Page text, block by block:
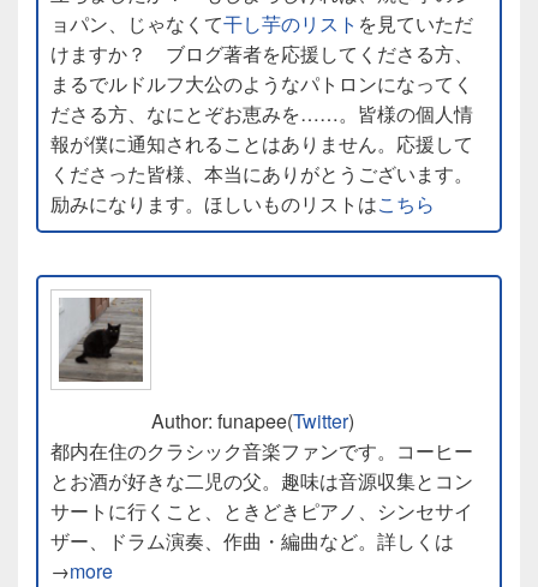
ョパン、じゃなくて干し芋のリスト を見ていただ
けますか？ ブログ著者を応援してくださる方、
まるでルドルフ大公のようなパトロンになってく
ださる方、なにとぞお恵みを……。皆様の個人情
報が僕に通知されることはありません。応援して
くださった皆様、本当にありがとうございます。
励みになります。ほしいものリストはこちら
Author: funapee(Twitter)
都内在住のクラシック音楽ファンです。コーヒー
とお酒が好きな二児の父。趣味は音源収集とコン
サートに行くこと、ときどきピアノ、シンセサイ
ザー、ドラム演奏、作曲・編曲など。詳しくは
→more